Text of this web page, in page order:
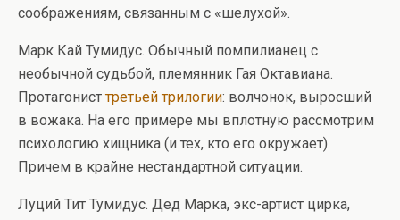
соображениям, связанным с «шелухой».
Марк Кай Тумидус. Обычный помпилианец с
необычной судьбой, племянник Гая Октавиана.
Протагонисттретьей трилогии: волчонок, выросший
в вожака. На его примере мы вплотную рассмотрим
психологию хищника (и тех, кто его окружает).
Причем в крайне нестандартной ситуации.
Луций Тит Тумидус. Дед Марка, экс-артист цирка,